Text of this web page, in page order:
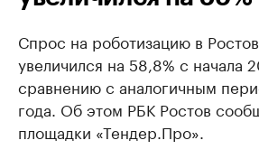
Спрос на роботизацию в
увеличился на 58,8% с начала
сравнению с аналогичным
года. Об этом РБК Ростов
площадки «Тендер.Про».